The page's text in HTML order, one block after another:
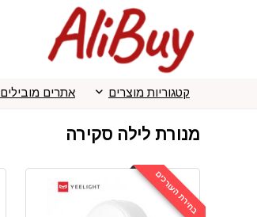
קטגוריות מוצרים אתרים מובילים
מנורת לילה סקירה
בחירת העורכים